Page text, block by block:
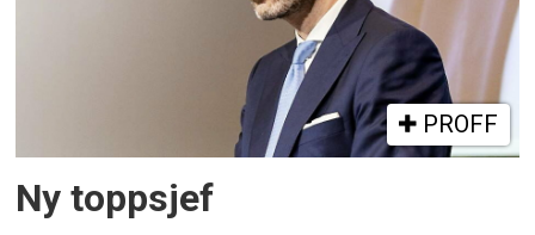
PROFF
Ny toppsjef